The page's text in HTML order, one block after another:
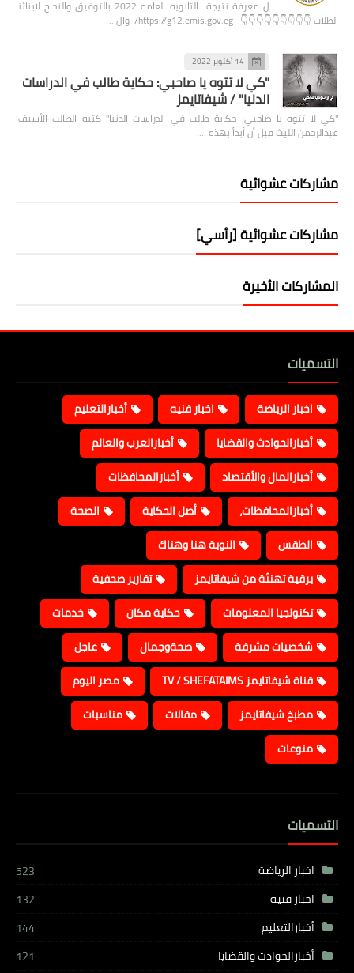
ل معرفة نتيجة الثانويه العامه 2022 بالتوفيق والنجاح لابنائنا
الطلاب 👇👇👇👇👇👇👇👇👇 https://g12.emis.gov.eg/ وال…
14 أكتوبر 2022
"كي لا تتوه يا صاحبي: حكاية طالب في الدراسات
الدنيا" / شيفاتايمز
"كي لا تتوه يا صاحبي: حكاية طالب في الدراسات الدنيا" كتبه الطالب الأسيف|
عبدالرحمن الليث قبل أن أبدأ بهذه ا…
مشاركات عشوائية
مشاركات عشوائية [رأسي]
المشاركات الأخيرة
التسميات
اخبار الرياضة اخبار فنيه
أخبارالتعليم
أخبارالحوادث والقضايا
أخبارالعرب والعالم
أخبارالمال والأقتصاد
أخبارالمحافظات
أخبارالمحافظات،
أصل الحكاية
الصحة
الطقس
النوبة هنا وهناك
برقية تهنئة من شيفاتايمز
تقارير صحفية
تكنولجيا المعلومات
حكاية مكان
خدمات
شخصيات مشرفة
صحةوجمال
عاجل
قناة شيفاتايمز TV / SHEFATAIMS
مصر اليوم
مطبخ شيفاتايمز
مقالات
مناسبات
منوعات
التسميات
اخبار الرياضة
523
اخبار فنيه
132
أخبارالتعليم
144
أخبارالحوادث والقضايا
121